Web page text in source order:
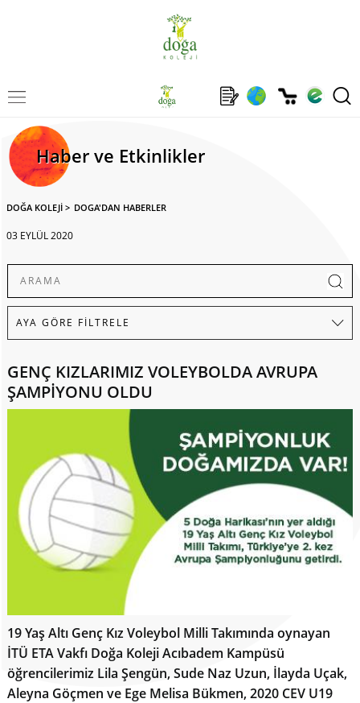
Haber ve Etkinlikler
DOĞA KOLEJİ > DOGA'DAN HABERLER
03 EYLÜL 2020
GENÇ KIZLARIMIZ VOLEYBOLDA AVRUPA
ŞAMPİYONU OLDU
19 Yaş Altı Genç Kız Voleybol Milli Takımında oynayan
İTÜ ETA Vakfı Doğa Koleji Acıbadem Kampüsü
öğrencilerimiz Lila Şengün, Sude Naz Uzun, İlayda Uçak,
Aleyna Göçmen ve Ege Melisa Bükmen, 2020 CEV U19